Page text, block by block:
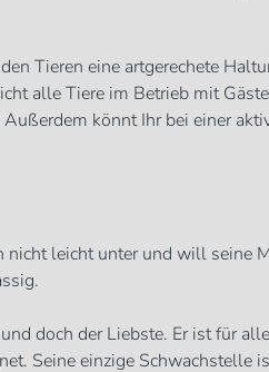
Tieren eine artgerechete
alle Tiere im Betrieb mit
könnt Ihr bei einer
leicht unter und will seine
doch der Liebste. Er ist für
Seine einzige Schwachstelle